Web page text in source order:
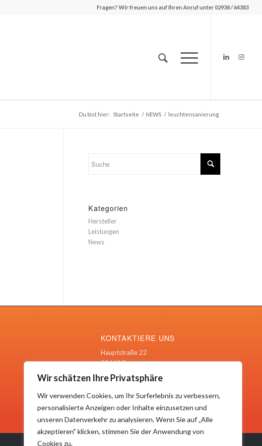
Wir schätzen Ihre Privatsphäre
Wir verwenden Cookies, um Ihr Surferlebnis zu verbessern,
personalisierte Anzeigen oder Inhalte einzusetzen und
unseren Datenverkehr zu analysieren. Wenn Sie auf „Alle
akzeptieren" klicken, stimmen Sie der Anwendung von
Cookies zu.
Fragen? Wir freuen uns auf Ihren Anruf unter 02938 / 64383
Du bist hier: Startseite / NEWS / leuchtensanierung
Kategorien
Hersteller
Leistungen
News
KONTAKTIERE UNS
Hauptstraße 22
59469 Ense
Tel.: 02938 /64383